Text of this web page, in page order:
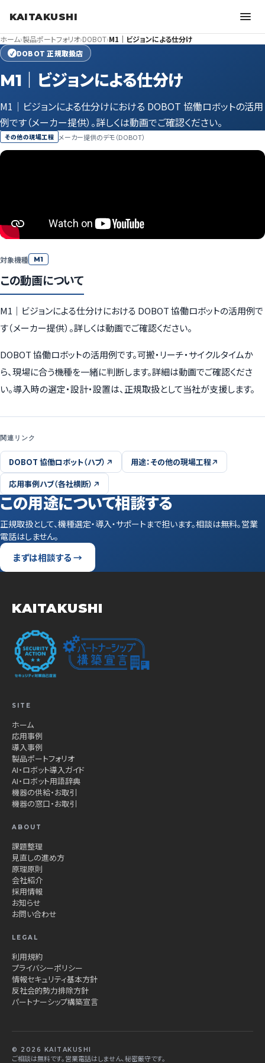
KAITAKUSHI
ホーム›製品ポートフォリオ›DOBOT›M1｜ビジョンによる仕分け
✓ DOBOT 正規取扱店
M1｜ビジョンによる仕分け
M1｜ビジョンによる仕分けにおける DOBOT 協働ロボットの活用
例です（メーカー提供）。詳しくは動画でご確認ください。
その他の現場工程 メーカー提供のデモ（DOBOT）
対象機種 M1
この動画について
M1｜ビジョンによる仕分けにおける DOBOT 協働ロボットの活用例で
す（メーカー提供）。詳しくは動画でご確認ください。
DOBOT 協働ロボットの活用例です。可搬・リーチ・サイクルタイムか
ら、現場に合う機種を一緒に判断します。詳細は動画でご確認くださ
い。導入時の選定・設計・設置は、正規取扱として当社が支援します。
関連リンク
DOBOT 協働ロボット（ハブ）
用途：その他の現場工程
応用事例ハブ（各社横断）
この用途について相談する
正規取扱として、機種選定・導入・サポートまで担います。相談は無料。営業
電話はしません。
まずは相談する →
KAITAKUSHI
SITE
ホーム
応用事例
導入事例
製品ポートフォリオ
AI・ロボット導入ガイド
AI・ロボット用語辞典
機器の供給・お取引
機器の窓口・お取引
ABOUT
課題整理
見直しの進め方
原理原則
会社紹介
採用情報
お知らせ
お問い合わせ
LEGAL
利用規約
プライバシーポリシー
情報セキュリティ基本方針
反社会的勢力排除方針
パートナーシップ構築宣言
© 2026 KAITAKUSHI
ご相談は無料です。営業電話はしません、秘密厳守です。